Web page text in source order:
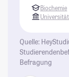
Biochemie
Quelle:
Befragung